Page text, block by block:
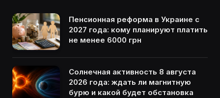
Пенсионная реформа в Украине с
2027 года: кому планируют платить
не менее 6000 грн
Солнечная активность 8 августа
2026 года: ждать ли магнитную
бурю и какой будет обстановка